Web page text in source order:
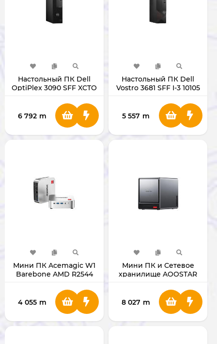
Настольный ПК Dell
OptiPlex 3090 SFF XCTO
1TB
6 792 m
Настольный ПК Dell
Vostro 3681 SFF I-3 10105
5 557 m
Мини ПК Acemagic W1
Barebone AMD R2544
4 055 m
Мини ПК и Сетевое
хранилище AOOSTAR
5825U
8 027 m